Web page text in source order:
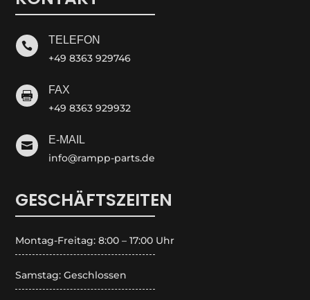
 TELEFON
+49 8363 929746
 FAX
+49 8363 929932
 E-MAIL
info@rampp-parts.de
GESCHÄFTSZEITEN
Montag-Freitag: 8:00 – 17:00 Uhr
Samstag: Geschlossen